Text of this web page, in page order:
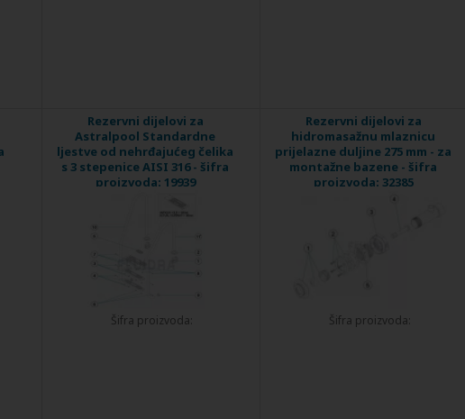
Rezervni dijelovi za
Astralpool Standardne
ljestve od nehrđajućeg čelika
s 3 stepenice AISI 316 - šifra
proizvoda: 19939
Šifra proizvoda:
Rezervni dijelovi za
hidromasažnu mlaznicu
prijelazne duljine 275 mm - za
montažne bazene - šifra
proizvoda: 32385
Šifra proizvoda: